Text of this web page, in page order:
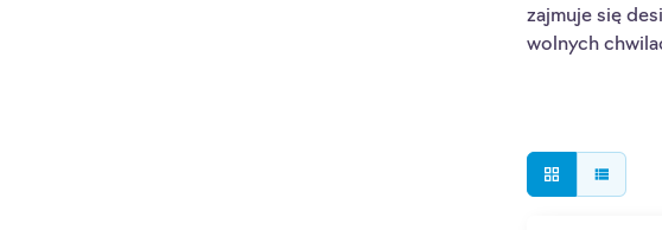
zajmuje się
wolnych
grid_view view_list